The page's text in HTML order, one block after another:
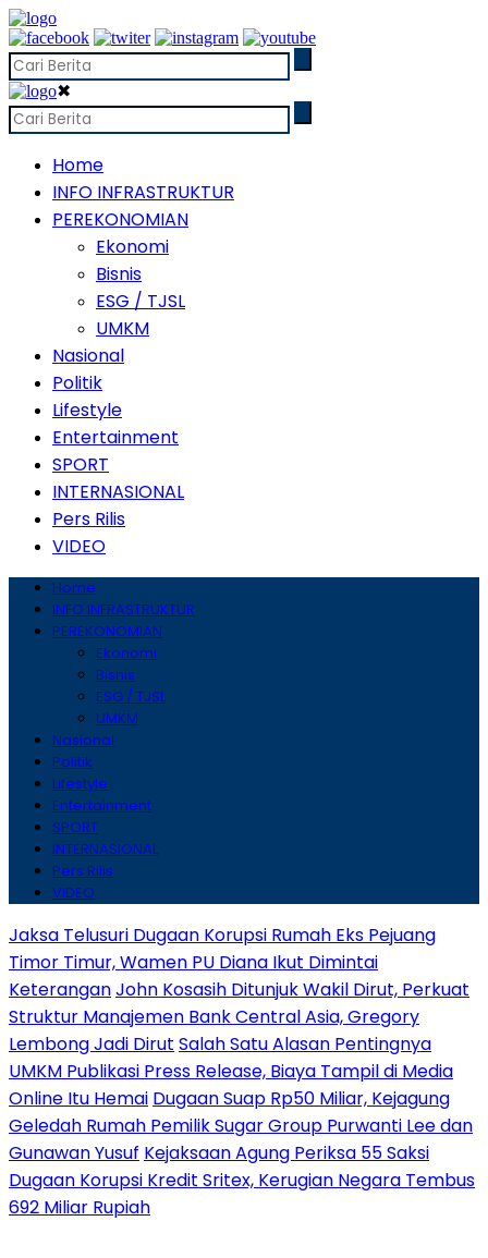
✖
Home
INFO INFRASTRUKTUR
PEREKONOMIAN
Ekonomi
Bisnis
ESG / TJSL
UMKM
Nasional
Politik
Lifestyle
Entertainment
SPORT
INTERNASIONAL
Pers Rilis
VIDEO
Home
INFO INFRASTRUKTUR
PEREKONOMIAN
Ekonomi
Bisnis
ESG / TJSL
UMKM
Nasional
Politik
Lifestyle
Entertainment
SPORT
INTERNASIONAL
Pers Rilis
VIDEO
Jaksa Telusuri Dugaan Korupsi Rumah Eks Pejuang
Timor Timur, Wamen PU Diana Ikut Dimintai
KeteranganJohn Kosasih Ditunjuk Wakil Dirut, Perkuat
Struktur Manajemen Bank Central Asia, Gregory
Lembong Jadi Dirut Salah Satu Alasan Pentingnya
UMKM Publikasi Press Release, Biaya Tampil di Media
Online Itu Hemai Dugaan Suap Rp50 Miliar, Kejagung
Geledah Rumah Pemilik Sugar Group Purwanti Lee dan
Gunawan Yusuf Kejaksaan Agung Periksa 55 Saksi
Dugaan Korupsi Kredit Sritex, Kerugian Negara Tembus
692 Miliar Rupiah